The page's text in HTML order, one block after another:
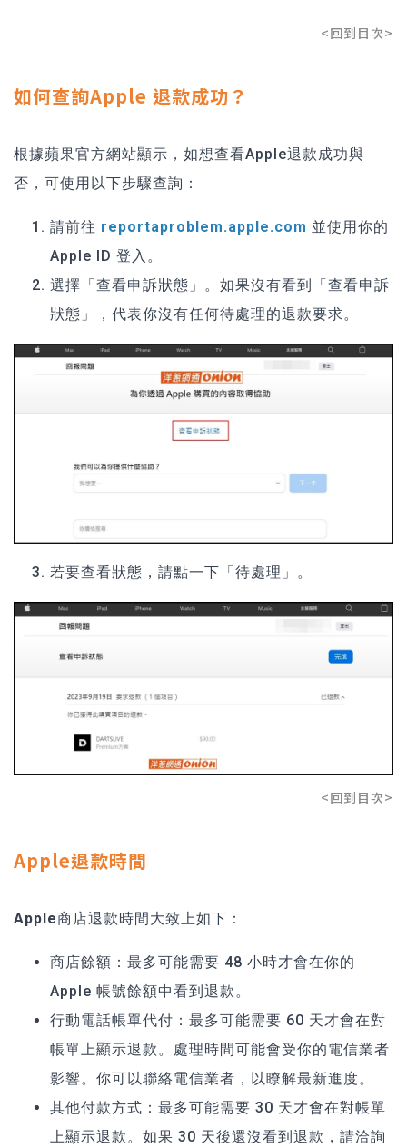
<回到目次>
如何查詢Apple 退款成功？
根據蘋果官方網站顯示，如想查看Apple退款成功與
否，可使用以下步驟查詢：
請前往 reportaproblem.apple.com 並使用你的
Apple ID 登入。
選擇「查看申訴狀態」。如果沒有看到「查看申訴
狀態」，代表你沒有任何待處理的退款要求。
若要查看狀態，請點一下「待處理」。
<回到目次>
Apple退款時間
Apple商店退款時間 大致上如下：
商店餘額： 最多可能需要 48 小時才會在你的
Apple 帳號餘額中看到退款。
行動電話帳單代付： 最多可能需要 60 天才會在對
帳單上顯示退款。處理時間可能會受你的電信業者
影響。你可以聯絡電信業者，以瞭解最新進度。
其他付款方式： 最多可能需要 30 天才會在對帳單
上顯示退款。如果 30 天後還沒看到退款，請洽詢